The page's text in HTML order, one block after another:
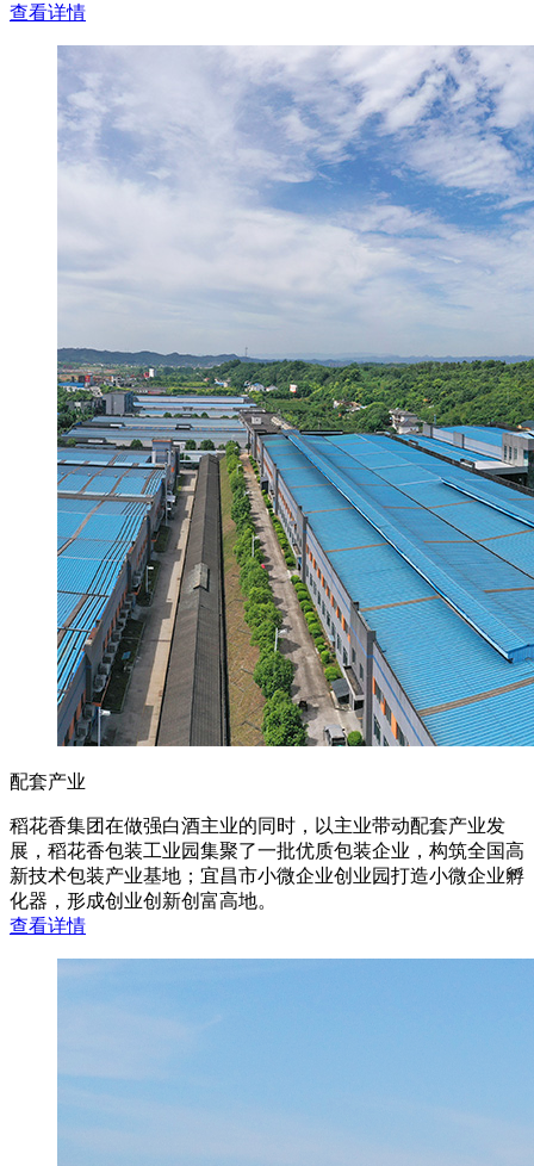
查看详情
配套产业
稻花香集团在做强白酒主业的同时，以主业带动配套产业发
展，稻花香包装工业园集聚了一批优质包装企业，构筑全国高
新技术包装产业基地；宜昌市小微企业创业园打造小微企业孵
化器，形成创业创新创富高地。
查看详情